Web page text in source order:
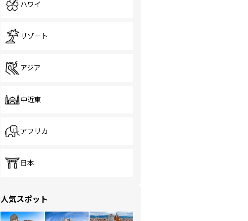
ハワイ
リゾート
アジア
中近東
アフリカ
日本
人気スポット